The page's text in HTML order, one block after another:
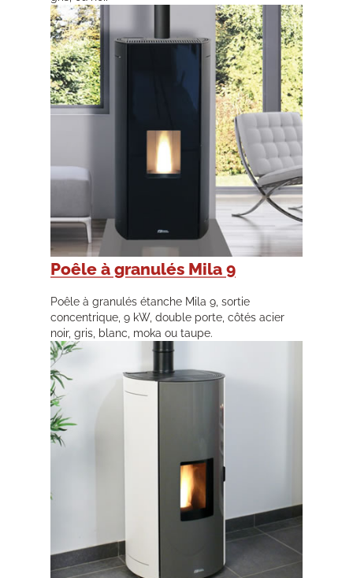
Poêle à granulés Mila 9
Poêle à granulés étanche Mila 9, sortie
concentrique, 9 kW, double porte, côtés acier
noir, gris, blanc, moka ou taupe.